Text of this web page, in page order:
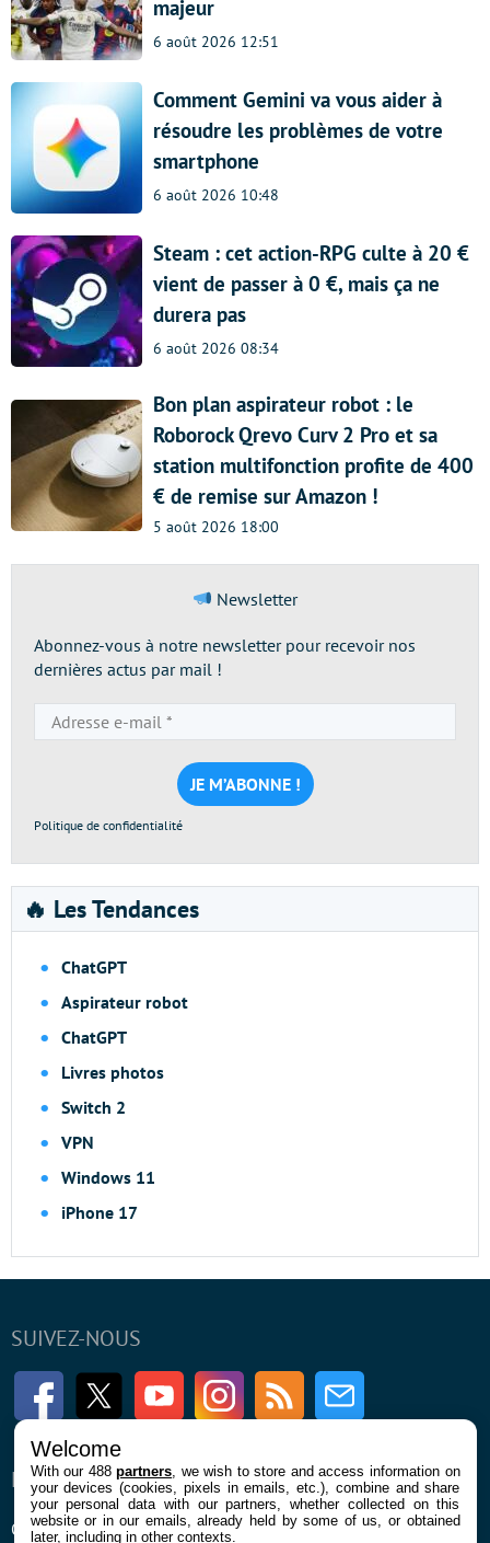
majeur
6 août 2026 12:51
Comment Gemini va vous aider à
résoudre les problèmes de votre
smartphone
6 août 2026 10:48
Steam : cet action-RPG culte à 20 €
vient de passer à 0 €, mais ça ne
durera pas
6 août 2026 08:34
Bon plan aspirateur robot : le
Roborock Qrevo Curv 2 Pro et sa
station multifonction profite de 400
€ de remise sur Amazon !
5 août 2026 18:00
Newsletter
Abonnez-vous à notre newsletter pour recevoir nos
dernières actus par mail !
e-
mail
*
Politique de confidentialité
🔥 Les Tendances
ChatGPT
Aspirateur robot
ChatGPT
Livres photos
Switch 2
VPN
Windows 11
iPhone 17
SUIVEZ-NOUS
FacebookTwitter Youtube InstagramRSS Newsletter
ENTREPRISE
Qui sommes nous
À PROPOS
La rédaction
Welcome
With our 488partners , we wish to store and access information on
your devices (cookies, pixels in emails, etc.), combine and share
your personal data with our partners, whether collected on this
website or in our emails, already held by some of us, or obtained
later, including in other contexts.